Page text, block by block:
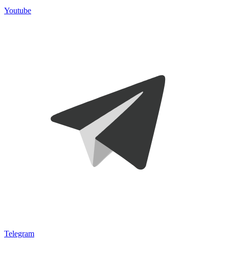
Youtube
Telegram